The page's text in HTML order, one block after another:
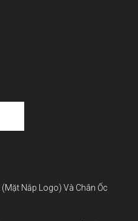
(Mặt Nắp Logo) Và Chân Ốc